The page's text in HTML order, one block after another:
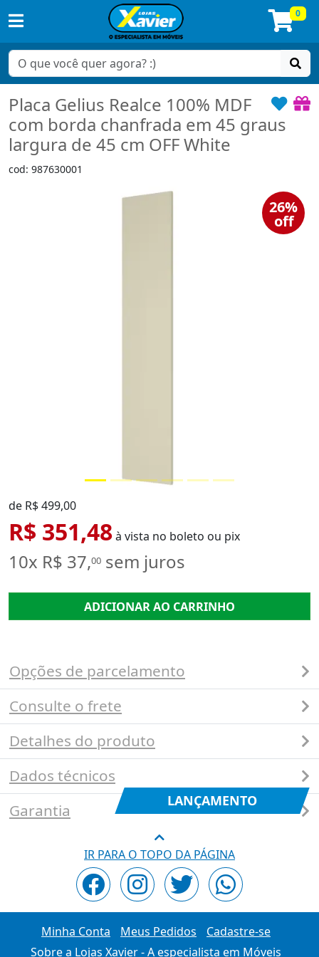
0
Placa Gelius Realce 100% MDF
com borda chanfrada em 45 graus
largura de 45 cm OFF White
cod: 987630001
LANÇAMENTO
26%
off
de R$ 499,00
R$ 351,48à vista no boleto ou pix
10x R$ 37,00 sem juros
ADICIONAR AO CARRINHO
Opções de parcelamento
Consulte o frete
Detalhes do produto
Dados técnicos
Garantia
IR PARA O TOPO DA PÁGINA
Minha Conta Meus Pedidos
Cadastre-se
Sobre a Lojas Xavier - A especialista em Móveis